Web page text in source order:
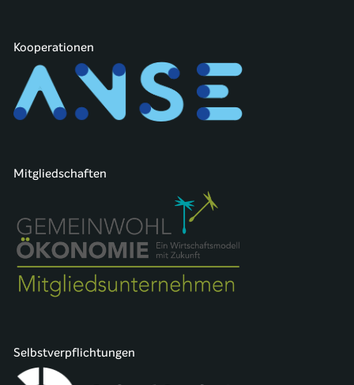
Kooperationen
Mitgliedschaften
Selbstverpflichtungen